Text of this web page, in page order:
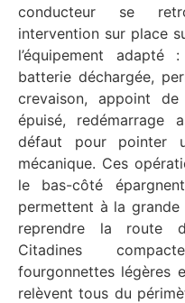
conducteur se
intervention sur place
l’équipement
batterie déchargée,
crevaison, appoint
épuisé, redémarrage
défaut pour pointer
mécanique. Ces
le bas-côté
permettent à la
reprendre la route
Citadines
fourgonnettes légères
relèvent tous du